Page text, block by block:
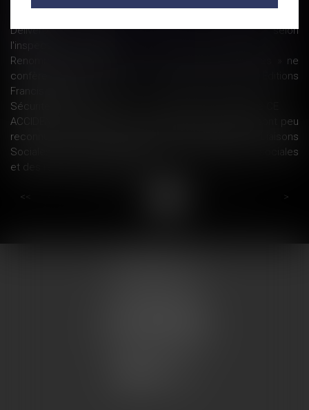
Deliveroo : les livreurs devraient être salariés selon
l'inspection du travail
Renommer le disque dur en « données personnelles » ne
confère pas à son contenu un caractère personnel - Éditions
Francis Lefebvre
Sécurité et consommation : comprendre le marquage CE
ACCIDENTS DU TRAVAIL - Les cancers liés au travail sont peu
reconnus au titre des maladies professionnelles - Liaisons
Sociales Quotidien, 09/03/2018 - WK-RH, actualités sociales
et des ressources humaines
<< >